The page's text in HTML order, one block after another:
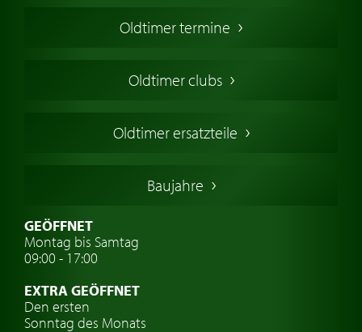
Oldtimers in Europa
Englische Oldtimer
Deutsche Oldtimer
Schwedische Oldtimer
Oldtimer mit h-kennzeichen
Auto Oldtimer Markt
Oldtimer-Versicherung
Oldtimer termine
Oldtimer clubs
Oldtimer ersatzteile
Baujahre
GEÖFFNET
Montag bis Samtag
09:00 - 17:00
EXTRA GEÖFFNET
Den ersten
Sonntag des Monats